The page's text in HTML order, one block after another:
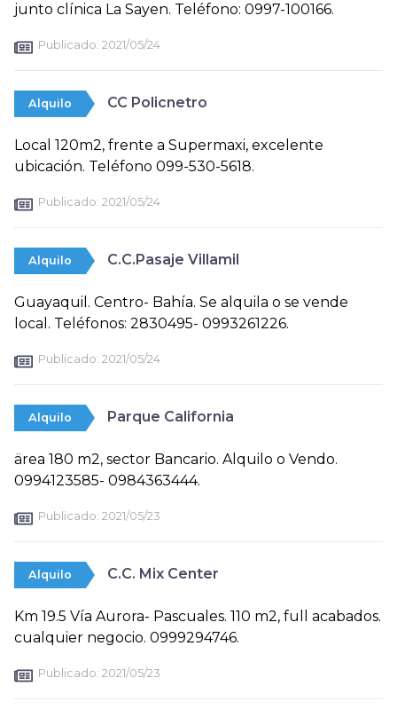
junto clínica La Sayen. Teléfono: 0997-100166.
Publicado: 2021/05/24
Alquilo CC Policnetro
Local 120m2, frente a Supermaxi, excelente
ubicación. Teléfono 099-530-5618.
Publicado: 2021/05/24
Alquilo C.C.Pasaje Villamil
Guayaquil. Centro- Bahía. Se alquila o se vende
local. Teléfonos: 2830495- 0993261226.
Publicado: 2021/05/24
Alquilo Parque California
ärea 180 m2, sector Bancario. Alquilo o Vendo.
0994123585- 0984363444.
Publicado: 2021/05/23
Alquilo C.C. Mix Center
Km 19.5 Vía Aurora- Pascuales. 110 m2, full acabados.
cualquier negocio. 0999294746.
Publicado: 2021/05/23